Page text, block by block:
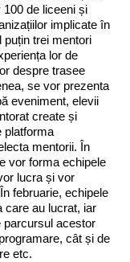
de liceeni și
implicate în
puțin trei mentori
lor de
despre trasee
se vor prezenta
eveniment, elevii
create și
platforma
mentorii. În
vor forma echipele
lucra și vor
februarie, echipele
care au lucrat, iar
parcursul acestor
cât și de
etc.